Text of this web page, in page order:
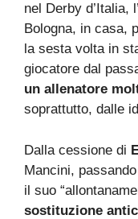
nel Derby d’Italia,
Bologna, in casa,
la sesta volta in
giocatore dal
un allenatore
soprattutto, dalle
Dalla cessione di
Mancini,
il suo
sostituzione